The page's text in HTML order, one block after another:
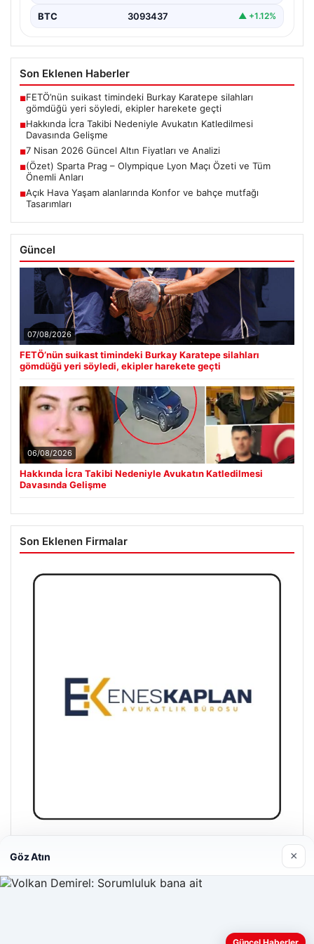
BTC 3093437 ▲ +1.12%
Son Eklenen Haberler
■FETÖ’nün suikast timindeki Burkay Karatepe silahları
gömdüğü yeri söyledi, ekipler harekete geçti
■Hakkında İcra Takibi Nedeniyle Avukatın Katledilmesi
Davasında Gelişme
■7 Nisan 2026 Güncel Altın Fiyatları ve Analizi
■(Özet) Sparta Prag – Olympique Lyon Maçı Özeti ve Tüm
Önemli Anları
■Açık Hava Yaşam alanlarında Konfor ve bahçe mutfağı
Tasarımları
Güncel
07/08/2026
FETÖ’nün suikast timindeki Burkay Karatepe silahları
gömdüğü yeri söyledi, ekipler harekete geçti
06/08/2026
Hakkında İcra Takibi Nedeniyle Avukatın Katledilmesi
Davasında Gelişme
Son Eklenen Firmalar
Enes Kaplan Avukatlık Bürosu
Web sitemizi nasıl kullandığınızı daha iyi anlayabilmek,
Göz Atın ×